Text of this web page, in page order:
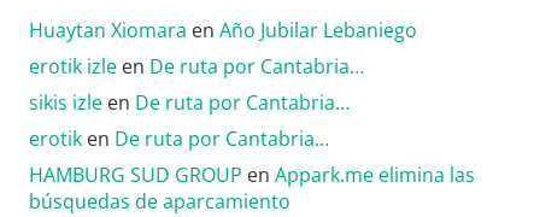
Huaytan Xiomara en Año Jubilar Lebaniego
erotik izle en De ruta por Cantabria…
sikis izle en De ruta por Cantabria…
erotik en De ruta por Cantabria…
HAMBURG SUD GROUP en Appark.me elimina las
búsquedas de aparcamiento